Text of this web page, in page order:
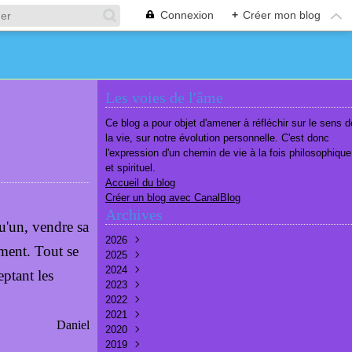
Connexion + Créer mon blog
vendre sa
Tout se
les
Daniel
Les voies de l'âme
Ce blog a pour objet d'amener à réfléchir sur le sens
la vie, sur notre évolution personnelle. C'est donc
l'expression d'un chemin de vie à la fois philosophique
et spirituel.
Accueil du blog
Créer un blog avec CanalBlog
Archives
2026
Août
Juillet
Juin
Mai(7)
Avril
Mars
Février
2025
Décembre
Novembre
Octobre
Septembre
Août
Juillet
2024
Décembre
Novembre
Octobre
Septembre
Août
2023
Décembre
Novembre
Octobre
Septembre
2022
Décembre
Septembre
Août
2021
Décembre
Novembre
2020
Décembre
2019